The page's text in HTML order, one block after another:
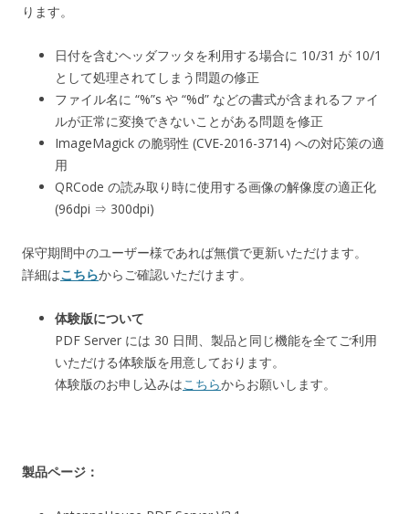
ります。
日付を含むヘッダフッタを利用する場合に 10/31 が 10/1
として処理されてしまう問題の修正
ファイル名に “%”s や “%d” などの書式が含まれるファイ
ルが正常に変換できないことがある問題を修正
ImageMagick の脆弱性 (CVE-2016-3714) への対応策の適
用
QRCode の読み取り時に使用する画像の解像度の適正化
(96dpi ⇒ 300dpi)
保守期間中のユーザー様であれば無償で更新いただけます。
詳細はこちらからご確認いただけます。
体験版について
PDF Server には 30 日間、製品と同じ機能を全てご利用
いただける体験版を用意しております。
体験版のお申し込みはこちらからお願いします。
製品ページ：